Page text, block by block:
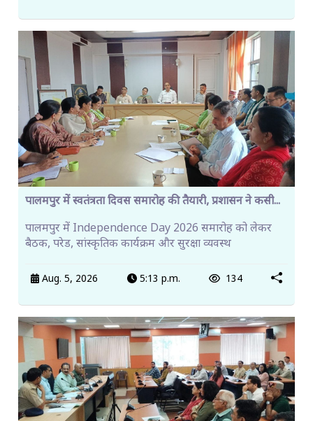
पालमपुर में स्वतंत्रता दिवस समारोह की तैयारी, प्रशासन ने कसी...
पालमपुर में Independence Day 2026 समारोह को लेकर
बैठक, परेड, सांस्कृतिक कार्यक्रम और सुरक्षा व्यवस्थ
Aug. 5, 2026 5:13 p.m. 134